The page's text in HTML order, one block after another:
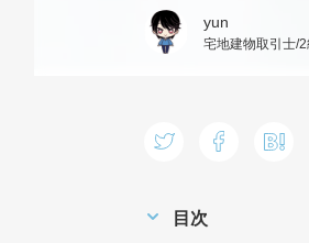
yun
宅地建物取引士/
目次